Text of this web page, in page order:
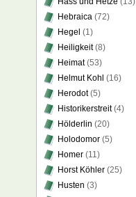
Hebraica (72)
Hegel (1)
Heiligkeit(8)
Heimat(53)
Helmut Kohl (16)
Herodot(5)
Historikerstreit(4)
Hölderlin (20)
Holodomor (5)
Homer (11)
Horst Köhler (25)
Husten (3)